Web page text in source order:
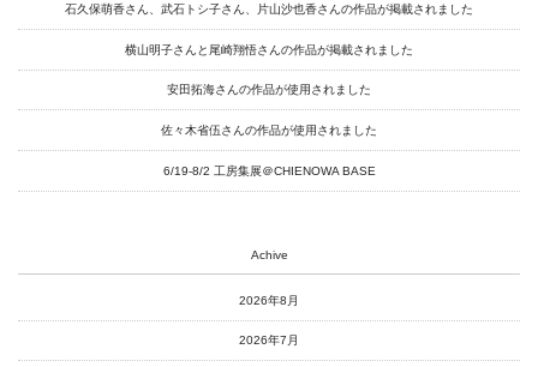
南関東・甲信障害者
アートサポートセンター
社会福祉法人みぬま福祉会
石久保萌香さん、武石トシ子さん、片山沙也香さんの作品が掲載されました
横山明子さんと尾崎翔悟さんの作品が掲載されました
安田拓海さんの作品が使用されました
佐々木省伍さんの作品が使用されました
6/19-8/2 工房集展＠CHIENOWA BASE
Achive
2026年8月
2026年7月